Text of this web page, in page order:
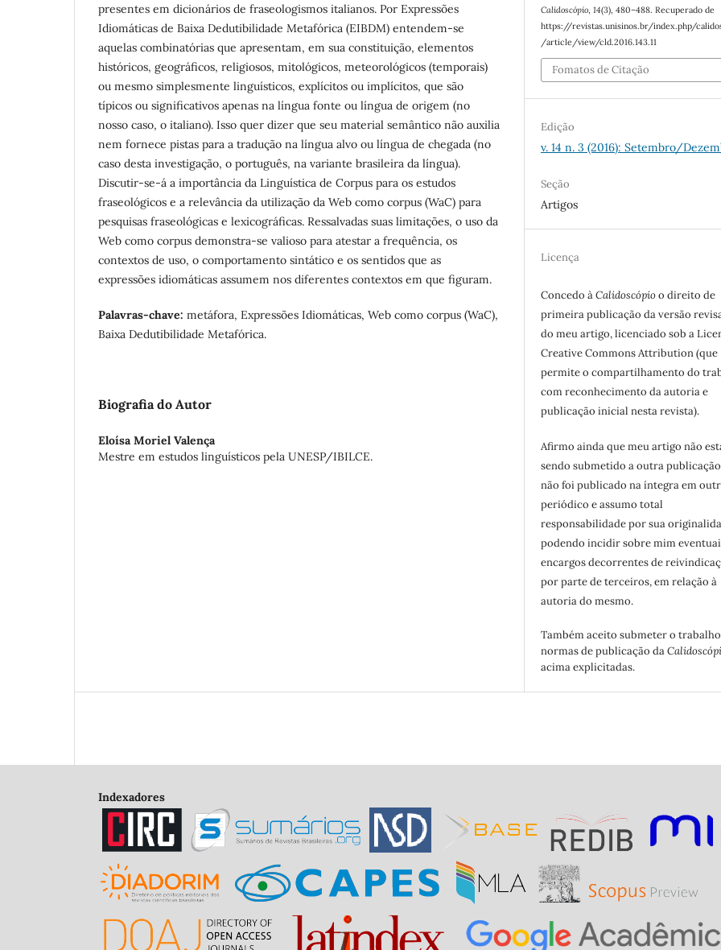
presentes em dicionários de fraseologismos italianos. Por Expressões
Idiomáticas de Baixa Dedutibilidade Metafórica (EIBDM) entendem-se
aquelas combinatórias que apresentam, em sua constituição, elementos
históricos, geográficos, religiosos, mitológicos, meteorológicos (temporais)
ou mesmo simplesmente linguísticos, explícitos ou implícitos, que são
típicos ou significativos apenas na língua fonte ou língua de origem (no
nosso caso, o italiano). Isso quer dizer que seu material semântico não auxilia
nem fornece pistas para a tradução na língua alvo ou língua de chegada (no
caso desta investigação, o português, na variante brasileira da língua).
Discutir-se-á a importância da Linguística de Corpus para os estudos
fraseológicos e a relevância da utilização da Web como corpus (WaC) para
pesquisas fraseológicas e lexicográficas. Ressalvadas suas limitações, o uso da
Web como corpus demonstra-se valioso para atestar a frequência, os
contextos de uso, o comportamento sintático e os sentidos que as
expressões idiomáticas assumem nos diferentes contextos em que figuram.
Palavras-chave: metáfora, Expressões Idiomáticas, Web como corpus (WaC),
Baixa Dedutibilidade Metafórica.
Biografia do Autor
Eloísa Moriel Valença
Mestre em estudos linguísticos pela UNESP/IBILCE.
Calidoscópio,14(3), 480–488. Recuperado de
https://revistas.unisinos.br/index.php/
/article/view/cld.2016.143.11
Fomatos de Citação
Edição
v. 14 n. 3 (2016): Setembro/
Seção
Artigos
Licença
Concedo àCalidoscópioo direito de
primeira publicação da versão
do meu artigo, licenciado sob a
Creative Commons Attribution (que
permite o compartilhamento do
com reconhecimento da autoria e
publicação inicial nesta revista).
Afirmo ainda que meu artigo não
sendo submetido a outra
não foi publicado na íntegra em
periódico e assumo total
responsabilidade por sua
podendo incidir sobre mim
encargos decorrentes de
por parte de terceiros, em relação à
autoria do mesmo.
Também aceito submeter o
normas de publicação da
acima explicitadas.
Indexadores